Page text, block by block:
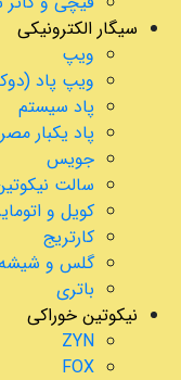
سیگار الکترونیکی
ویپ
ویپ پاد
پاد سیستم
پاد یکبار
جویس
سالت
کویل و
کارتریج
گلس و
باتری
نیکوتین خوراکی
ZYN
FOX